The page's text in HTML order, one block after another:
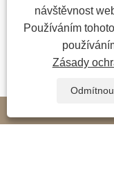
návštěvnost
Používáním
Zásady